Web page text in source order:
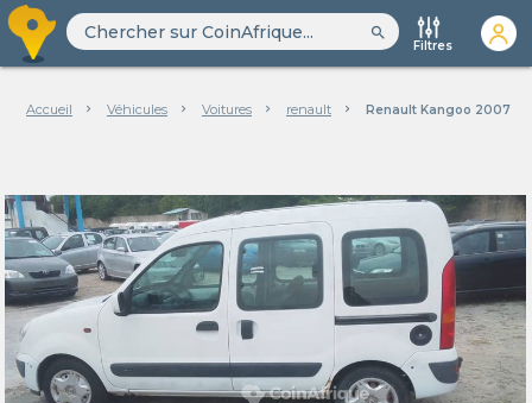
search
Filtres
Accueil Véhicules Voitures renault Renault Kangoo 2007